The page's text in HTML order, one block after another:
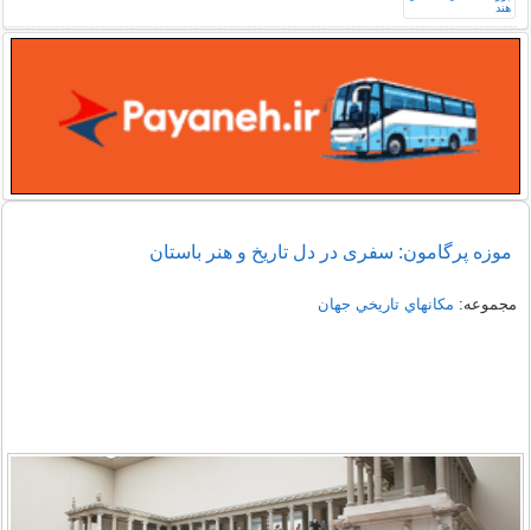
موزه پرگامون: سفری در دل تاریخ و هنر باستان
مجموعه: مكانهاي تاريخي جهان